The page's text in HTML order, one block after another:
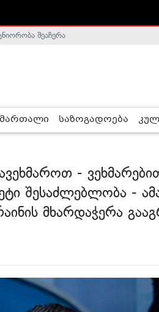
- ჰელსინკის კომისია
შეაჩერა
საზოგადოება
-
შესაძლებლობა -
მხარდაჭერა